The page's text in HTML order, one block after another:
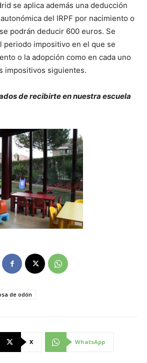
se aplica además una deducción
del IRPF por nacimiento o
podrán deducir 600 euros. Se
periodo impositivo en el que se
o la adopción como en cada uno
impositivos siguientes.
de recibirte en nuestra escuela
de odón
X WhatsApp